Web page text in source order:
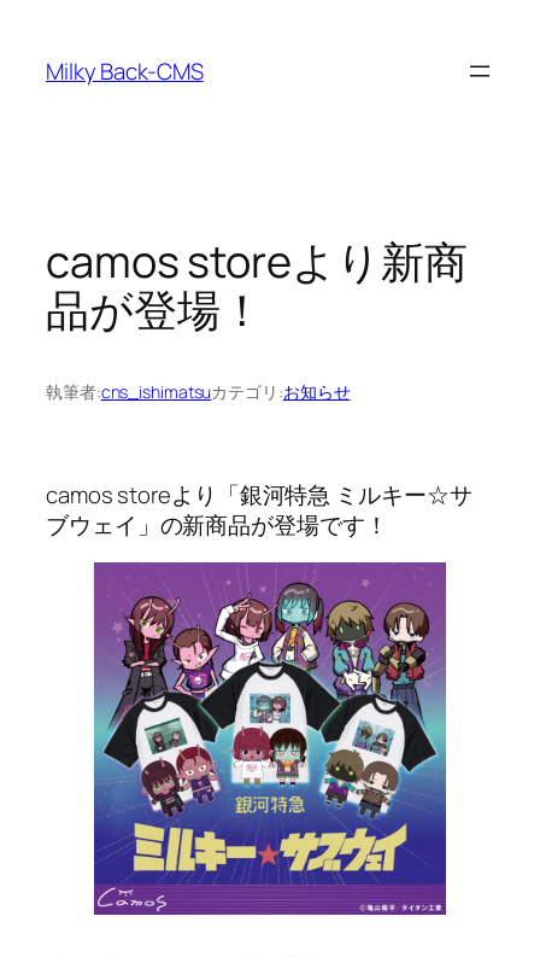
Milky Back-CMS
camos storeより新商
品が登場！
執筆者:cns_ishimatsuカテゴリ:お知らせ
camos storeより「銀河特急 ミルキー☆サ
ブウェイ」の新商品が登場です！